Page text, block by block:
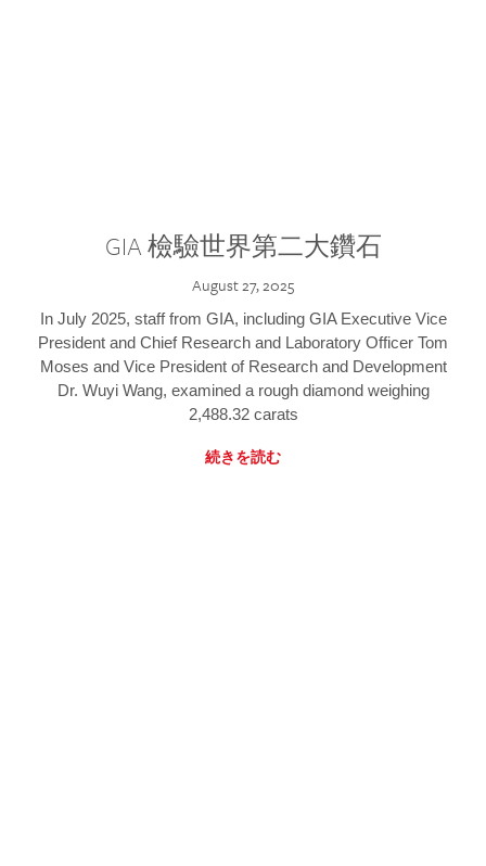
GIA 檢驗世界第二大鑽石
August 27, 2025
In July 2025, staff from GIA, including GIA Executive Vice
President and Chief Research and Laboratory Officer Tom
Moses and Vice President of Research and Development
Dr. Wuyi Wang, examined a rough diamond weighing
2,488.32 carats
続きを読む